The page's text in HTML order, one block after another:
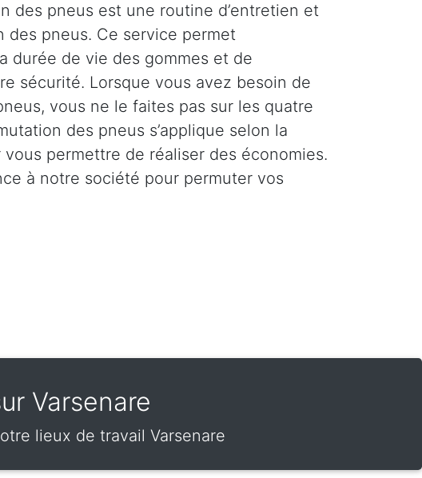
des pneus est une routine d’entretien et
des pneus. Ce service permet
durée de vie des gommes et de
sécurité. Lorsque vous avez besoin de
vous ne le faites pas sur les quatre
des pneus s’applique selon la
permettre de réaliser des économies.
à notre société pour permuter vos
Varsenare
lieux de travail Varsenare